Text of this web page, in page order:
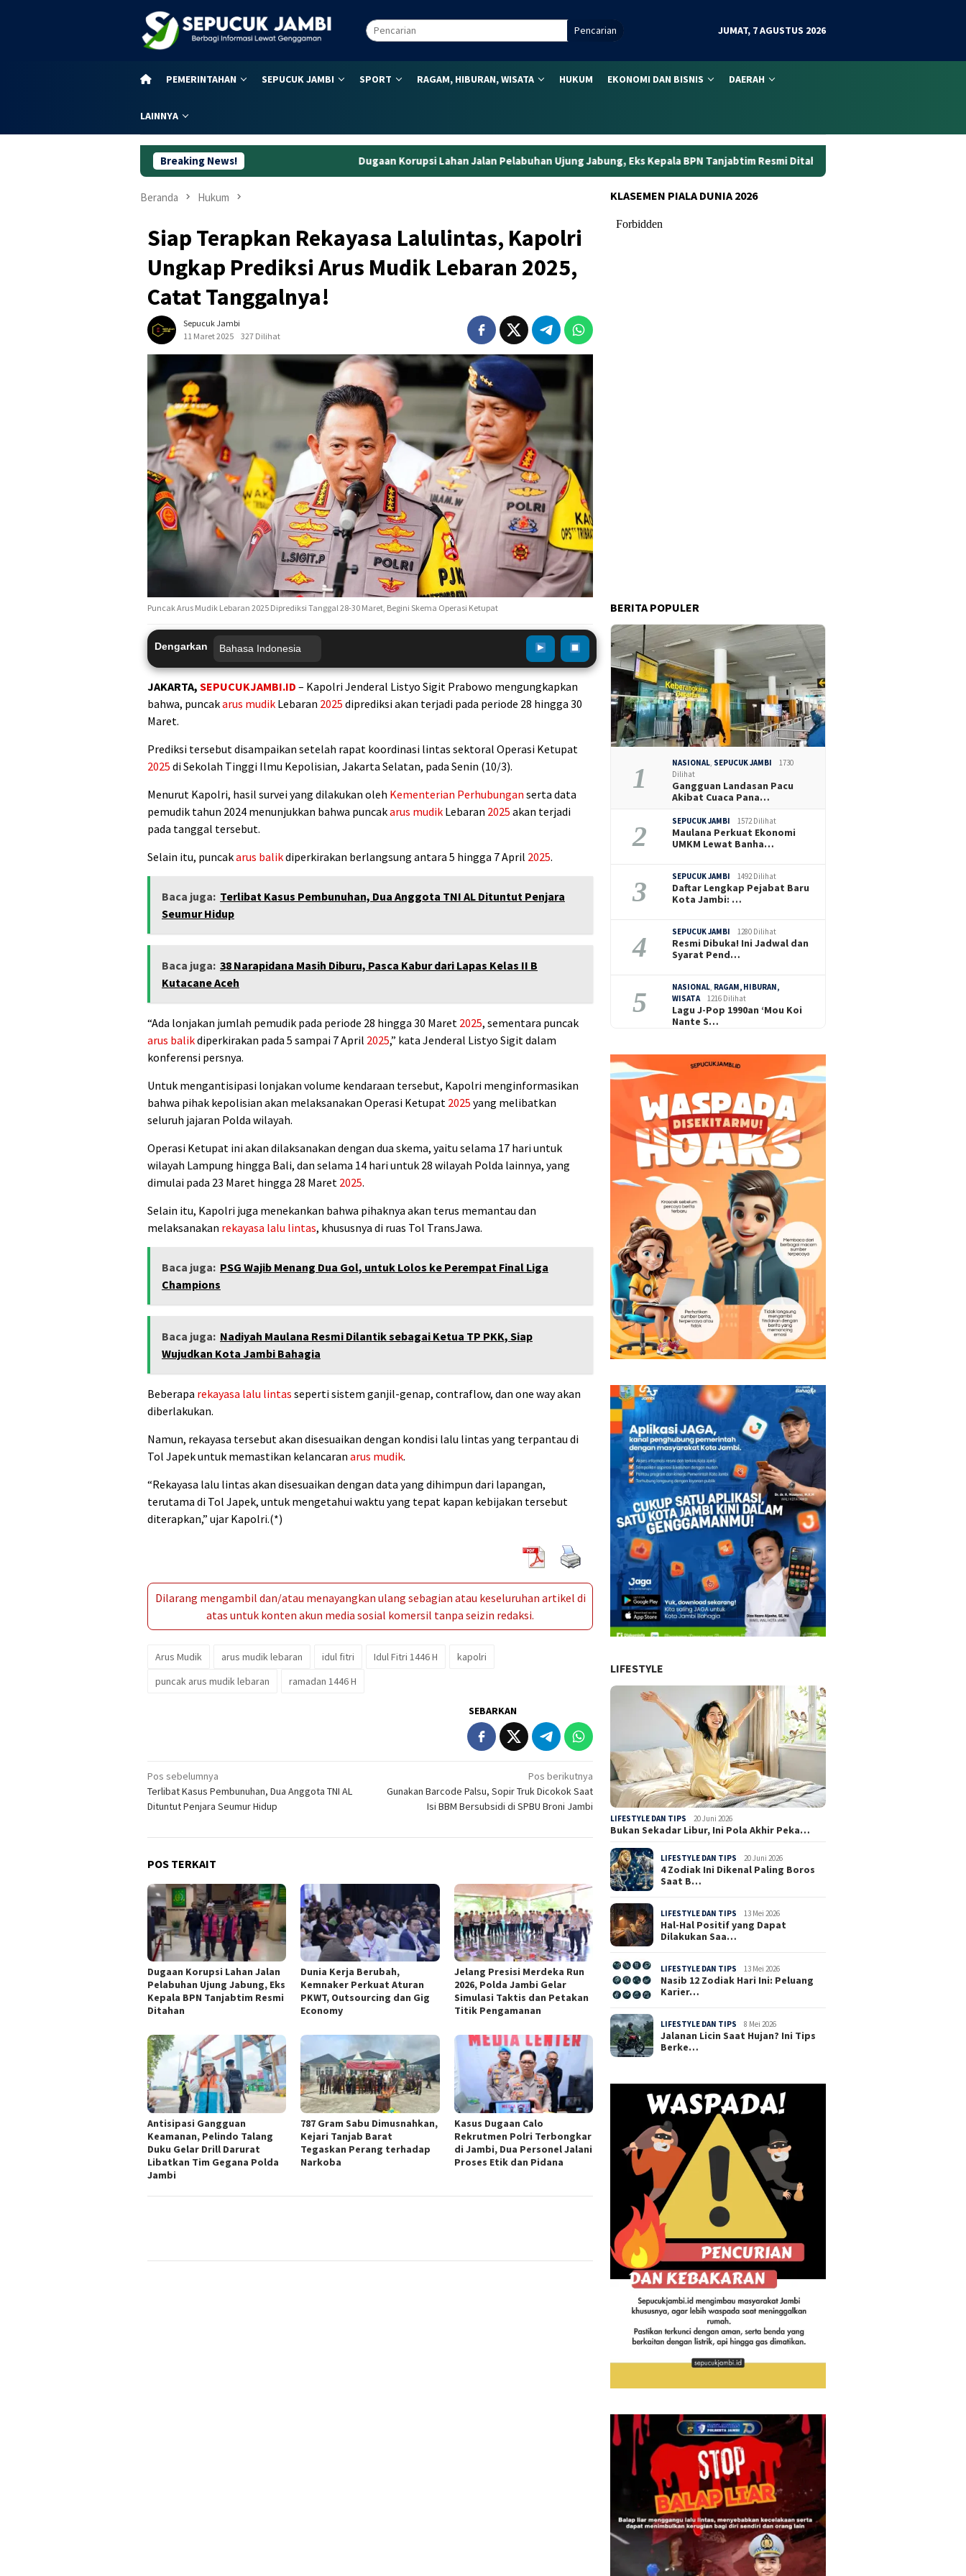
Pencarian JUMAT, 7 AGUSTUS 2026
PEMERINTAHAN SEPUCUK JAMBI SPORT RAGAM, HIBURAN, WISATA HUKUM EKONOMI DAN BISNIS DAERAH
LAINNYA
Breaking News! Dugaan Korupsi Lahan Jalan Pelabuhan Ujung Jabung, Eks Kepala BPN Tanjabtim Resmi Ditahan Dunia Kerja Berubah, Kemnaker Perkuat
Beranda Hukum
Siap Terapkan Rekayasa Lalulintas, Kapolri
Ungkap Prediksi Arus Mudik Lebaran 2025,
Catat Tanggalnya!
Sepucuk Jambi
11 Maret 2025
327 Dilihat
Puncak Arus Mudik Lebaran 2025 Diprediksi Tanggal 28-30 Maret, Begini Skema Operasi Ketupat
Dengarkan
JAKARTA, SEPUCUKJAMBI.ID – Kapolri Jenderal Listyo Sigit Prabowo mengungkapkan
bahwa, puncakarus mudik Lebaran 2025 diprediksi akan terjadi pada periode 28 hingga 30
Maret.
Prediksi tersebut disampaikan setelah rapat koordinasi lintas sektoral Operasi Ketupat
2025 di Sekolah Tinggi Ilmu Kepolisian, Jakarta Selatan, pada Senin (10/3).
Menurut Kapolri, hasil survei yang dilakukan oleh Kementerian Perhubungan serta data
pemudik tahun 2024 menunjukkan bahwa puncakarus mudik Lebaran 2025 akan terjadi
pada tanggal tersebut.
Selain itu, puncakarus balikdiperkirakan berlangsung antara 5 hingga 7 April 2025.
Baca juga: Terlibat Kasus Pembunuhan, Dua Anggota TNI AL Dituntut Penjara
Seumur Hidup
Baca juga: 38 Narapidana Masih Diburu, Pasca Kabur dari Lapas Kelas II B
Kutacane Aceh
“Ada lonjakan jumlah pemudik pada periode 28 hingga 30 Maret 2025, sementara puncak
arus balikdiperkirakan pada 5 sampai 7 April 2025,” kata Jenderal Listyo Sigit dalam
konferensi persnya.
Untuk mengantisipasi lonjakan volume kendaraan tersebut, Kapolri menginformasikan
bahwa pihak kepolisian akan melaksanakan Operasi Ketupat 2025 yang melibatkan
seluruh jajaran Polda wilayah.
Operasi Ketupat ini akan dilaksanakan dengan dua skema, yaitu selama 17 hari untuk
wilayah Lampung hingga Bali, dan selama 14 hari untuk 28 wilayah Polda lainnya, yang
dimulai pada 23 Maret hingga 28 Maret 2025.
Selain itu, Kapolri juga menekankan bahwa pihaknya akan terus memantau dan
melaksanakan rekayasa lalu lintas, khususnya di ruas Tol TransJawa.
Baca juga: PSG Wajib Menang Dua Gol, untuk Lolos ke Perempat Final Liga
Champions
Baca juga: Nadiyah Maulana Resmi Dilantik sebagai Ketua TP PKK, Siap
Wujudkan Kota Jambi Bahagia
Beberapa rekayasa lalu lintas seperti sistem ganjil-genap, contraflow, dan one way akan
diberlakukan.
Namun, rekayasa tersebut akan disesuaikan dengan kondisi lalu lintas yang terpantau di
Tol Japek untuk memastikan kelancaran arus mudik.
“Rekayasa lalu lintas akan disesuaikan dengan data yang dihimpun dari lapangan,
terutama di Tol Japek, untuk mengetahui waktu yang tepat kapan kebijakan tersebut
diterapkan,” ujar Kapolri.(*)
Dilarang mengambil dan/atau menayangkan ulang sebagian atau keseluruhan artikel di
atas untuk konten akun media sosial komersil tanpa seizin redaksi.
Arus Mudik arus mudik lebaran idul fitri Idul Fitri 1446 H
kapolri
puncak arus mudik lebaran
ramadan 1446 H
SEBARKAN
Navigasi
pos
Pos sebelumnya
Terlibat Kasus Pembunuhan, Dua Anggota TNI AL
Dituntut Penjara Seumur Hidup
Pos berikutnya
Gunakan Barcode Palsu, Sopir Truk Dicokok Saat
Isi BBM Bersubsidi di SPBU Broni Jambi
POS TERKAIT
Dugaan Korupsi Lahan Jalan
Pelabuhan Ujung Jabung, Eks
Kepala BPN Tanjabtim Resmi
Ditahan
Dunia Kerja Berubah,
Kemnaker Perkuat Aturan
PKWT, Outsourcing dan Gig
Economy
Jelang Presisi Merdeka Run
2026, Polda Jambi Gelar
Simulasi Taktis dan Petakan
Titik Pengamanan
Antisipasi Gangguan
Keamanan, Pelindo Talang
Duku Gelar Drill Darurat
Libatkan Tim Gegana Polda
Jambi
787 Gram Sabu Dimusnahkan,
Kejari Tanjab Barat
Tegaskan Perang terhadap
Narkoba
Kasus Dugaan Calo
Rekrutmen Polri Terbongkar
di Jambi, Dua Personel Jalani
Proses Etik dan Pidana
KLASEMEN PIALA DUNIA 2026
BERITA POPULER
1 NASIONAL SEPUCUK JAMBI
1730
Dilihat
Gangguan Landasan Pacu
Akibat Cuaca Pana…
2 SEPUCUK JAMBI 1572 Dilihat
Maulana Perkuat Ekonomi
UMKM Lewat Banha…
3 SEPUCUK JAMBI 1492 Dilihat
Daftar Lengkap Pejabat Baru
Kota Jambi: …
4 SEPUCUK JAMBI 1280 Dilihat
Resmi Dibuka! Ini Jadwal dan
Syarat Pend…
5 NASIONAL RAGAM, HIBURAN,
WISATA
1216 Dilihat
Lagu J-Pop 1990an ‘Mou Koi
Nante S…
LIFESTYLE
LIFESTYLE DAN TIPS 20 Juni 2026
Bukan Sekadar Libur, Ini Pola Akhir Peka…
LIFESTYLE DAN TIPS 20 Juni 2026
4 Zodiak Ini Dikenal Paling Boros
Saat B…
LIFESTYLE DAN TIPS 13 Mei 2026
Hal-Hal Positif yang Dapat
Dilakukan Saa…
LIFESTYLE DAN TIPS 13 Mei 2026
Nasib 12 Zodiak Hari Ini: Peluang
Karier…
LIFESTYLE DAN TIPS 8 Mei 2026
Jalanan Licin Saat Hujan? Ini Tips
Berke…